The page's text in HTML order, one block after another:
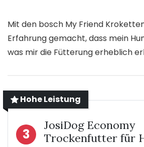
Mit den bosch My Friend
Erfahrung gemacht, dass mein
was mir die Fütterung erheblich
Hohe Leistung
3
JosiDog Economy
Trockenfutter für